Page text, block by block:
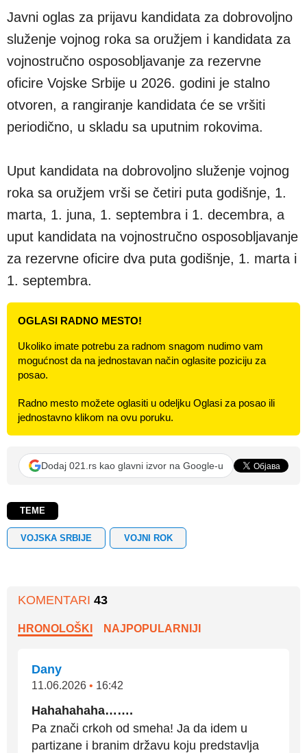
Javni oglas za prijavu kandidata za dobrovoljno
služenje vojnog roka sa oružjem i kandidata za
vojnostručno osposobljavanje za rezervne
oficire Vojske Srbije u 2026. godini je stalno
otvoren, a rangiranje kandidata će se vršiti
periodično, u skladu sa uputnim rokovima.
Uput kandidata na dobrovoljno služenje vojnog
roka sa oružjem vrši se četiri puta godišnje, 1.
marta, 1. juna, 1. septembra i 1. decembra, a
uput kandidata na vojnostručno osposobljavanje
za rezervne oficire dva puta godišnje, 1. marta i
1. septembra.
OGLASI RADNO MESTO!
Ukoliko imate potrebu za radnom snagom nudimo vam
mogućnost da na jednostavan način oglasite poziciju za
posao.
Radno mesto možete oglasiti u odeljku Oglasi za posao ili
jednostavno klikom na ovu poruku.
Dodaj 021.rs kao glavni izvor na Google-u
TEME
VOJSKA SRBIJE VOJNI ROK
KOMENTARI 43
HRONOLOŠKI NAJPOPULARNIJI
Dany
11.06.2026 • 16:42
Hahahahaha…….
Pa znači crkoh od smeha! Ja da idem u
partizane i branim državu koju predstavlja